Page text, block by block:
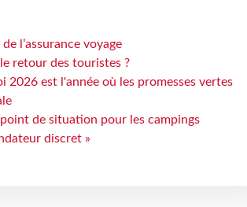
l’assurance voyage
retour des touristes ?
2026 est l'année où les promesses vertes
de situation pour les campings
discret »